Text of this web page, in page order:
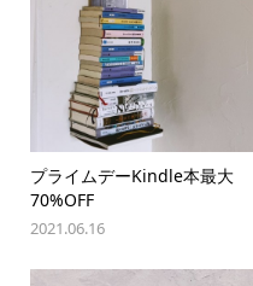
プライムデーKindle本最大
70%OFF
2021.06.16